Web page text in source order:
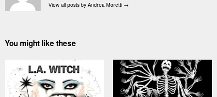
View all posts by Andrea Moretti →
You might like these